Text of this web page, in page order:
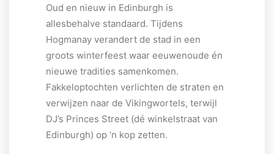
Oud en nieuw in Edinburgh is
allesbehalve standaard. Tijdens
Hogmanay verandert de stad in een
groots winterfeest waar eeuwenoude én
nieuwe tradities samenkomen.
Fakkeloptochten verlichten de straten en
verwijzen naar de Vikingwortels, terwijl
DJ’s Princes Street (dé winkelstraat van
Edinburgh) op ‘n kop zetten.